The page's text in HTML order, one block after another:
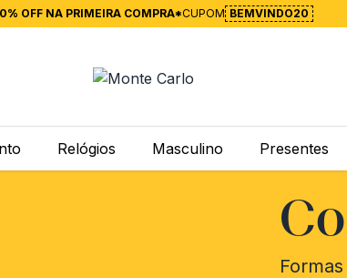
OFF NA PRIMEIRA COMPRA*CUPOM BEMVINDO20
Relógios Masculino Presentes